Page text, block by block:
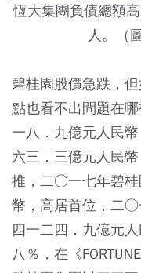
恆大集團負債總額
人。（
碧桂園股價急跌，
點也看不出問題在
一八．九億元人民
六三．三億元人民
推，二○一七年碧
幣，高居首位，二○
四一二四．九億元
八％，在《